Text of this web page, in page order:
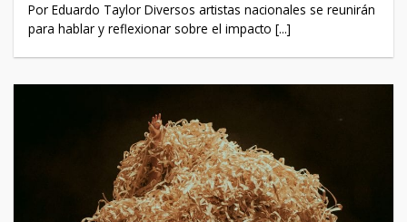
Por Eduardo Taylor Diversos artistas nacionales se reunirán
para hablar y reflexionar sobre el impacto [...]